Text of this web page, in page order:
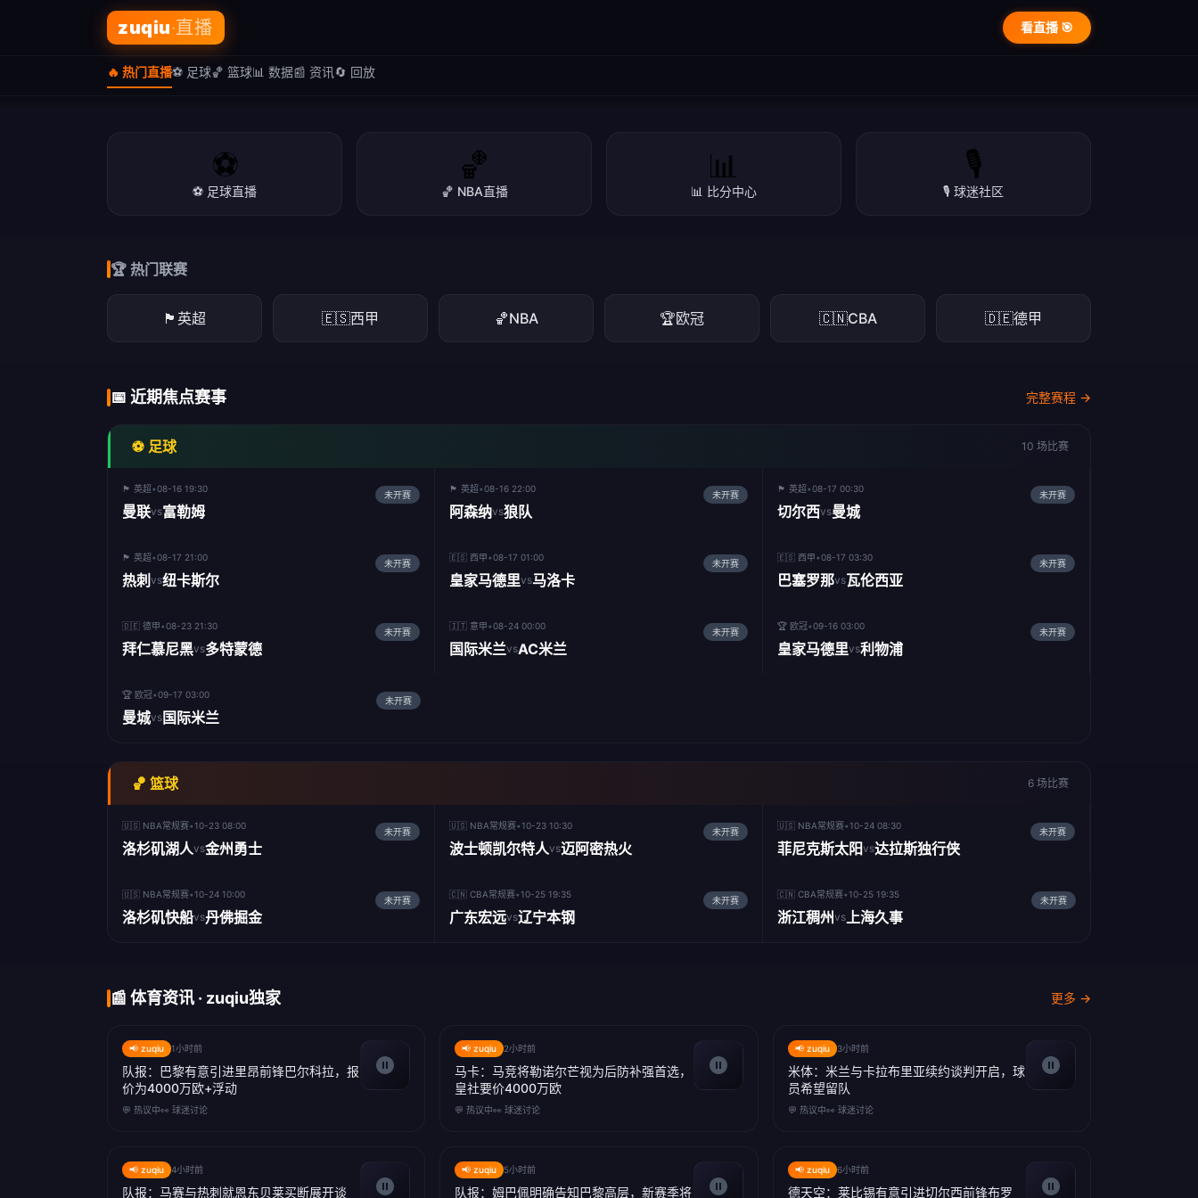
zuqiu·直播 看直播 🎯
🔥 热门直播⚽ 足球🏀 篮球📊 数据📰 资讯 🔄 回放
🏀 篮球盛宴 · NBA/CBA
立即看直播
⚽
⚽ 足球直播
🏀
🏀 NBA直播
📊
📊 比分中心
🎙️
🎙️ 球迷社区
🏆 热门联赛
🏴󠁧󠁢󠁥󠁮󠁧󠁿 英超 🇪🇸西甲 🏀NBA 🏆欧冠 🇨🇳CBA 🇩🇪德甲
📅 近期焦点赛事 完整赛程 →
⚽ 足球 10 场比赛
🏴󠁧󠁢󠁥󠁮󠁧󠁿 英超•08-16 19:30
曼联vs富勒姆
未开赛
🏴󠁧󠁢󠁥󠁮󠁧󠁿 英超•08-16 22:00
阿森纳vs狼队
未开赛
🏴󠁧󠁢󠁥󠁮󠁧󠁿 英超•08-17 00:30
切尔西vs曼城
未开赛
🏴󠁧󠁢󠁥󠁮󠁧󠁿 英超•08-17 21:00
热刺 vs纽卡斯尔
未开赛
🇪🇸 西甲•08-17 01:00
皇家马德里vs马洛卡
未开赛
🇪🇸 西甲•08-17 03:30
巴塞罗那vs瓦伦西亚
未开赛
🇩🇪 德甲•08-23 21:30
拜仁慕尼黑vs多特蒙德
未开赛
🇮🇹 意甲•08-24 00:00
国际米兰vsAC米兰
未开赛
🏆 欧冠•09-16 03:00
皇家马德里vs利物浦
未开赛
🏆 欧冠•09-17 03:00
曼城vs 国际米兰
未开赛
🏀 篮球 6 场比赛
🇺🇸 NBA常规赛•10-23 08:00
洛杉矶湖人vs金州勇士
未开赛
🇺🇸 NBA常规赛•10-23 10:30
波士顿凯尔特人vs迈阿密热火
未开赛
🇺🇸 NBA常规赛•10-24 08:30
菲尼克斯太阳vs达拉斯独行侠
未开赛
🇺🇸 NBA常规赛•10-24 10:00
洛杉矶快船vs丹佛掘金
未开赛
🇨🇳 CBA常规赛•10-25 19:35
广东宏远vs辽宁本钢
未开赛
🇨🇳 CBA常规赛•10-25 19:35
浙江稠州vs上海久事
未开赛
📰 体育资讯 · zuqiu独家 更多 →
📢 zuqiu 1小时前
队报：巴黎有意引进里昂前锋巴尔科拉，报
价为4000万欧+浮动
💬 热议中👀 球迷讨论
📢 zuqiu 2小时前
马卡：马竞将勒诺尔芒视为后防补强首选，
皇社要价4000万欧
💬 热议中👀 球迷讨论
📢 zuqiu 3小时前
米体：米兰与卡拉布里亚续约谈判开启，球
员希望留队
💬 热议中👀 球迷讨论
📢 zuqiu 4小时前
队报：马赛与热刺就恩东贝莱买断展开谈
📢 zuqiu 5小时前
队报：姆巴佩明确告知巴黎高层，新赛季将
📢 zuqiu 6小时前
德天空：莱比锡有意引进切尔西前锋布罗